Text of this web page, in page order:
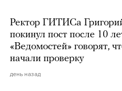
Ректор ГИТИСа
покинул пост после 10
«Ведомостей» говорят,
начали проверку
день назад